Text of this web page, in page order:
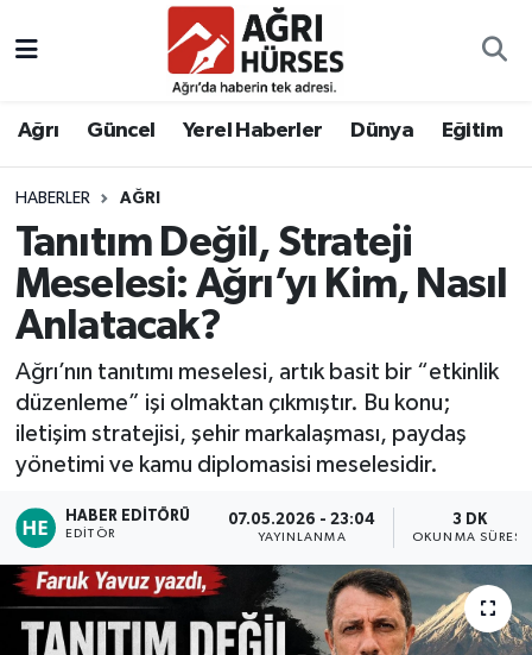
Ağrı Güncel Yerel Haberler Dünya Eğitim
HABERLER AĞRI
Tanıtım Değil, Strateji
Meselesi: Ağrı’yı Kim, Nasıl
Anlatacak?
Ağrı’nın tanıtımı meselesi, artık basit bir “etkinlik
düzenleme” işi olmaktan çıkmıştır. Bu konu;
iletişim stratejisi, şehir markalaşması, paydaş
yönetimi ve kamu diplomasisi meselesidir.
HABER EDITÖRÜ
EDITÖR
07.05.2026 - 23:04
YAYINLANMA
3 DK
OKUNMA SÜRESI
Hava Durumu
Tüm Manşetler
Son Dakika Haberleri
Haber Arşivi